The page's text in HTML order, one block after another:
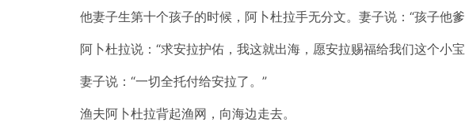
他妻子生第十个孩子的时候，阿卜杜拉手无分文。妻子说：“孩子他
阿卜杜拉说：“求安拉护佑，我这就出海，愿安拉赐福给我们这个小
妻子说：“一切全托付给安拉了。”
渔夫阿卜杜拉背起渔网，向海边走去。